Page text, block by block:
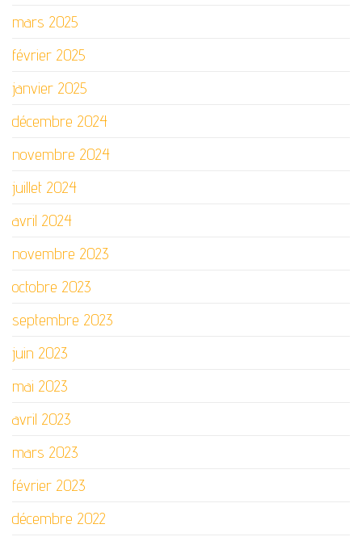
mars 2025
février 2025
janvier 2025
décembre 2024
novembre 2024
juillet 2024
avril 2024
novembre 2023
octobre 2023
septembre 2023
juin 2023
mai 2023
avril 2023
mars 2023
février 2023
décembre 2022